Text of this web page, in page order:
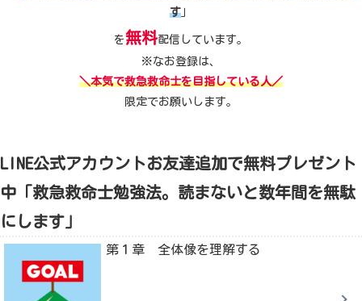
す
を無料配信しています。
※なお登録は、
＼本気で救急救命士を目指している人／
限定でお願いします。
LINE公式アカウントお友達追加で無料プレゼント
中「救急救命士勉強法。読まないと数年間を無駄
にします」
第１章 全体像を理解する